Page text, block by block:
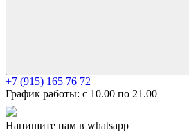
+7 (915) 165 76 72
График работы: c 10.00 по 21.00
Напишите нам в whatsapp